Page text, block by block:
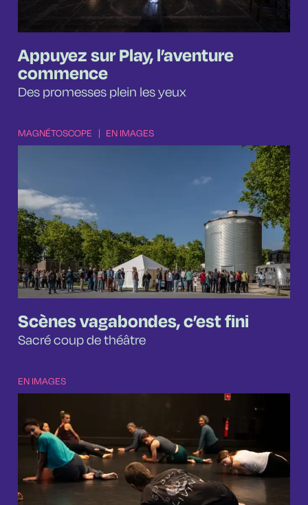
Appuyez sur Play, l’aventure
commence
Des promesses plein les yeux
MAGNÉTOSCOPE EN IMAGES
Scènes vagabondes, c’est fini
Sacré coup de théâtre
EN IMAGES